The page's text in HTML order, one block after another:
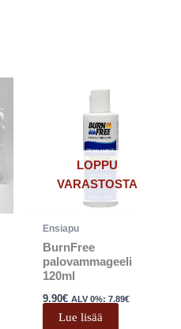
LOPPU
VARASTOSTA
Ensiapu
BurnFree
palovammageeli
120ml
9.90€ ALV 0%:7.89€
Lue lisää